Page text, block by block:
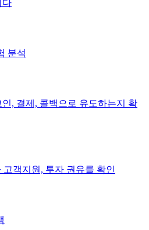
다
분석
, 결제, 콜백으로 유도하는지 확
객지원, 투자 권유를 확인